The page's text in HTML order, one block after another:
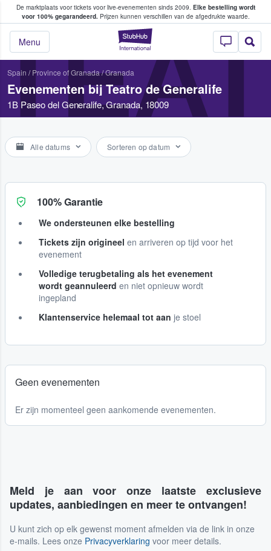
De marktplaats voor tickets voor live-evenementen sinds 2009. Elke bestelling wordt
voor 100% gegarandeerd.Prijzen kunnen verschillen van de afgedrukte waarde.
StubHub: waar
Menu
tickets kopen en verkopen
Spain / Province of Granada/Granada
Evenementen bij Teatro de Generalife
1B Paseo del Generalife, Granada, 18009
Alle datums Sorteren op datum
100% Garantie
We ondersteunen elke bestelling
Tickets zijn origineel en arriveren op tijd voor het
evenement
Volledige terugbetaling als het evenement
wordt geannuleerd en niet opnieuw wordt
ingepland
Klantenservice helemaal tot aan je stoel
Geen evenementen
Er zijn momenteel geen aankomende evenementen.
Meld je aan voor onze laatste exclusieve
updates, aanbiedingen en meer te ontvangen!
U kunt zich op elk gewenst moment afmelden via de link in onze
e-mails. Lees onze Privacyverklaring voor meer details.